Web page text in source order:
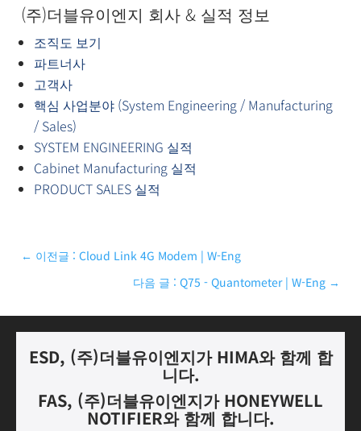
(주)더블유이엔지 회사 & 실적 정보
조직도 보기
파트너사
고객사
핵심 사업분야 (System Engineering / Manufacturing
/ Sales)
SYSTEM ENGINEERING 실적
Cabinet Manufacturing 실적
PRODUCT SALES 실적
← 이전글 : Cloud Link 4G Modem | W-Eng
다음 글 : Q75 - Quantometer | W-Eng →
ESD, (주)더블유이엔지가 HIMA와 함께 합
니다.
FAS, (주)더블유이엔지가 HONEYWELL
NOTIFIER와 함께 합니다.